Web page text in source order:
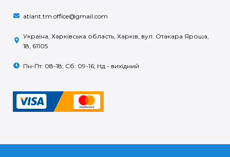
atlant.tm.office@gmail.com
Україна, Харківська область, Харків, вул. Отакара Яроша,
18, 61105
Пн-Пт: 08-18; Сб: 09-16; Нд - вихідний